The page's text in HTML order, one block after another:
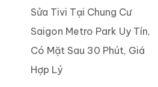
Sửa Tivi Tại Chung Cư
Saigon Metro Park Uy Tín,
Có Mặt Sau 30 Phút, Giá
Hợp Lý